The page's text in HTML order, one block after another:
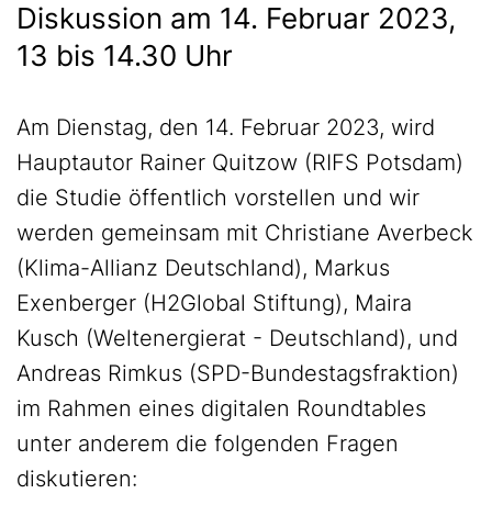
Diskussion am 14. Februar 2023,
13 bis 14.30 Uhr
Am Dienstag, den 14. Februar 2023, wird
Hauptautor Rainer Quitzow (RIFS Potsdam)
die Studie öffentlich vorstellen und wir
werden gemeinsam mit Christiane Averbeck
(Klima-Allianz Deutschland), Markus
Exenberger (H2Global Stiftung), Maira
Kusch (Weltenergierat - Deutschland), und
Andreas Rimkus (SPD-Bundestagsfraktion)
im Rahmen eines digitalen Roundtables
unter anderem die folgenden Fragen
diskutieren: